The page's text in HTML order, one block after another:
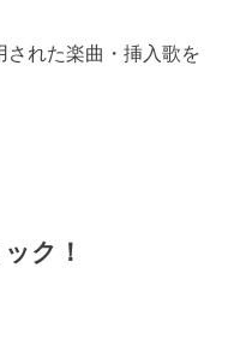
された楽曲・挿入歌を
ク！